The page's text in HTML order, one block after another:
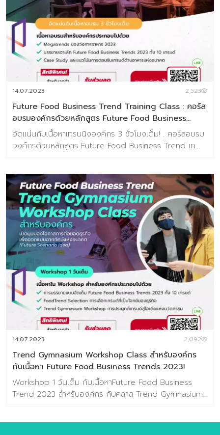
Alcoholic Journey Foods for the world Alternative
Protein FoodTech Edible Beauty >ข้อมูลตัวอย่างกรณี
ศึกษากว่า 100 ตัวอย่าง >ผลการวิจัยผู้บริโภคชาวไทย 800
ตัวอย่าง เกี่ยวกับการตอบรับเทรนด์อนาคตอาหาร จำนวน
160 หน้า พิเศษ ราคา 2,900 จากปกติ 3,500 บาท พิเศษ
ห้ามพลาดกับ Exclusive Training Class บรรยาย 3 ชั่วโมง
โดย คุณปรมา ทิพย์ธนทรัพย์ ผู้อำนวยการศูนย์วิจัยเทรนด์
และคอนเซ็ปต์แห่งอนาคต บารามีซี่แล็บ โดยลูกค้าสามารถร่วม
กันออกแบบเนื้อหาเทรนด์ด้านอาหารแห่งอนาคตที่ตรงประเด็น
และสอดคล้องกับ […]
14.07.2023 2,523
Future Food Business Trend Training Class : คอร์ส
อบรมองค์กรด้วยหลักสูตร Future Food Business
Trend เทรนด์อาหารแห่งอนาคต 2023
อัดแน่นกับเนื้อหาเทรนนิงองค์กร 3 ชั่วโมงเต็ม! . คอร์สอบรม
องค์กรด้วยหลักสูตร Future Food Business Trend เท
ธุรกิจของคุณ ด้วยเทรนด์อาหารแห่งอนาคต สำหรับ
อุตสาหกรรมอาหาร พร้อมขยายโอกาสและเอาชนะใจผู้บริโภคได้
มากขึ้น . เนื้อหาเทรนนิ่งสำหรับองค์กร ประกอบไปด้วย
Megatrends ของวงการอาหาร 2022 บรรยายเจาะลึก
Future Food Business Trends 2022 ทั้ง 10เทรนด์
Case Study และ แนวโน้มการตอบรับเทรนด์ด้านอาหารแห่
งอนาค *สิทธิพิเศษสำหรับลูกค้า Baramizi Group และ
Partner รับส่วนลดทันที 10% ถึงวันที่ 30 กันยายน 2565 ค
ลิ๊กที่นี่ >> https://lin.ee/1JZO7Nc
—————————————— ติดต่อสอบถามเพิ่มเติมได้ที่
ช่องทางด้านล่างนี้ : FACEBOOK : ศูนย์วิจัยเทรนด์และคอน
เซปต์แห่งอนาคต Baramizi Lab LINE OA : Baramizi_lab
Email :contact@baramizi.co.th
14.07.2023 2,092
Trend Gymnasium Workshop Class สำหรับองค์กร
กับเนื้อหา Future Food Business Trends 2023!
Workshop 1 วันเต็ม กับเนื้อหาFuture Food Business
Trend 2023 สำหรับองค์กร กับคลาส Trend Gymnasium